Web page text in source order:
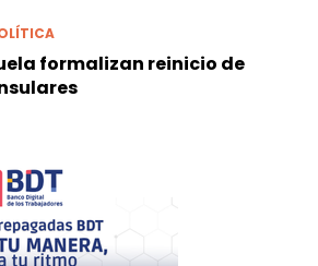
formalizan reinicio de